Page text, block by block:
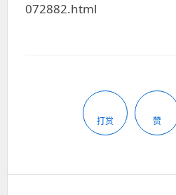
072882.html
打赏 赞